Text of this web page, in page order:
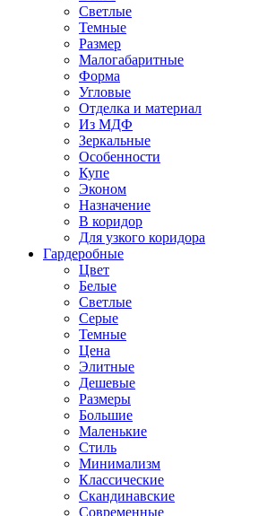
Светлые
Темные
Размер
Малогабаритные
Форма
Угловые
Отделка и материал
Из МДФ
Зеркальные
Особенности
Купе
Эконом
Назначение
В коридор
Для узкого коридора
Гардеробные
Цвет
Белые
Светлые
Серые
Темные
Цена
Элитные
Дешевые
Размеры
Большие
Маленькие
Стиль
Минимализм
Классические
Скандинавские
Современные